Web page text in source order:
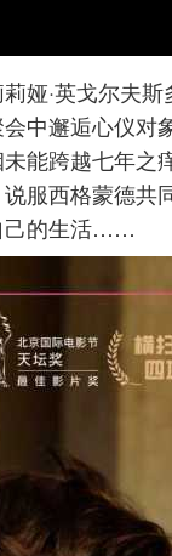
娅·英戈尔夫
中邂逅心仪对
能跨越七年
服西格蒙德
己的生活……